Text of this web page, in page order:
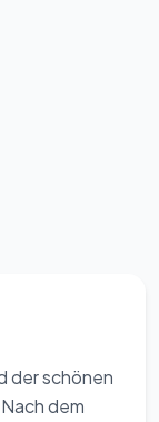
der schönen
dem